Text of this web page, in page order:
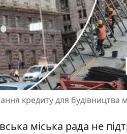
кредиту для
міська рада не